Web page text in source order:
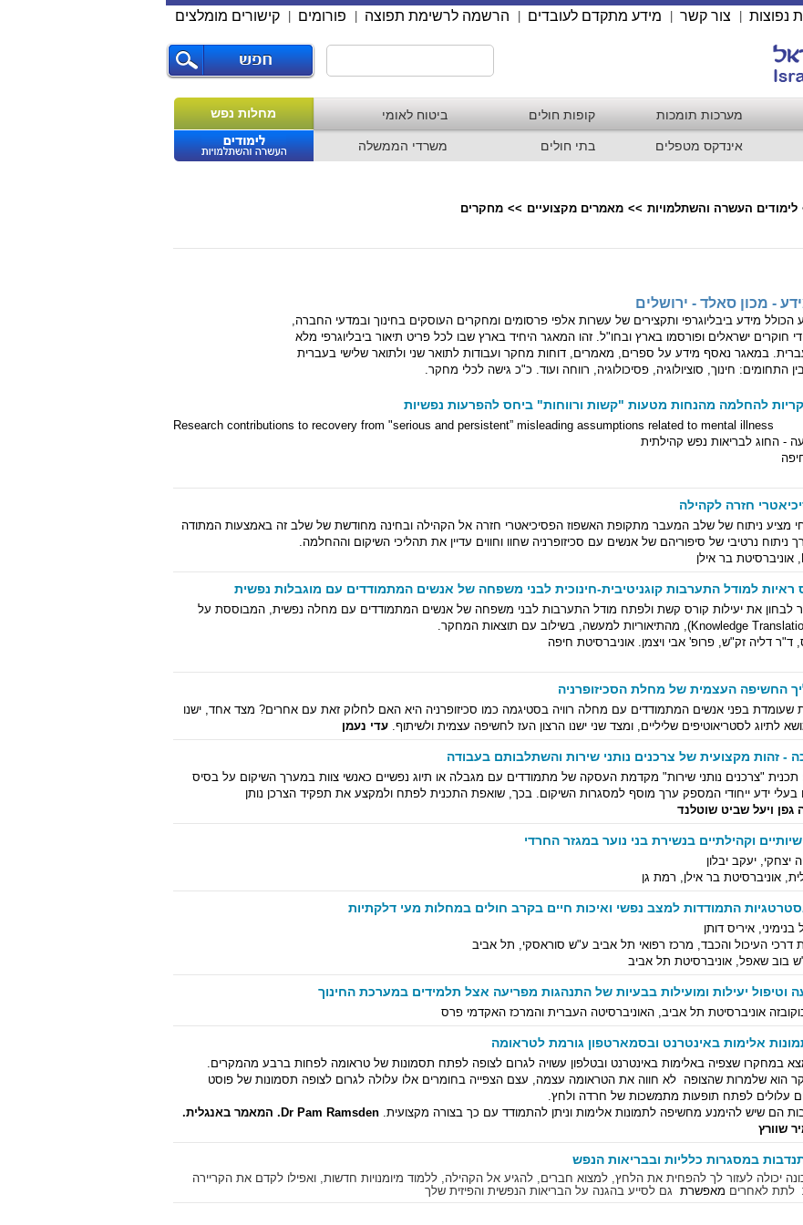
נפוצות צור קשר מידע מתקדם לעובדים הרשמה לרשימת תפוצה פורומים קישורים מומלצים
מחלות נפש מערכות תומכות קופות חולים ביטוח לאומי
אינדקס מטפלים בתי חולים משרדי הממשלה
לימודים העשרה והשתלמויות >> מאמרים מקצועיים >> מחקרים
- מכון סאלד - ירושלים
הכולל מידע ביבליוגרפי ותקצירים של עשרות אלפי פרסומים ומחקרים העוסקים בחינוך ובמדעי החברה,
חוקרים ישראלים ופורסמו בארץ ובחו"ל. זהו המאגר היחיד בארץ שבו לכל פריט תיאור ביבליוגרפי מלא
במאגר נאסף מידע על ספרים, מאמרים, דוחות מחקר ועבודות לתואר שני ולתואר שלישי בעברית
התחומים: חינוך, סוציולוגיה, פסיכולוגיה, רווחה ועוד. כ"כ גישה לכלי מחקר.
להחלמה מהנחות מטעות "קשות ורווחות" ביחס להפרעות נפשיות
Research contributions to recovery from "serious and persistent” misleading assumptions related to mental illness
- החוג לבריאות נפש קהילתית
חזרה לקהילה
מציע ניתוח של שלב המעבר מתקופת האשפוז הפסיכיאטרי חזרה אל הקהילה ובחינה מחודשת של שלב זה באמצעות המתודה
ניתוח נרטיבי של סיפוריהם של אנשים עם סכיזופרניה שחוו וחווים עדיין את תהליכי השיקום וההחלמה.
ראיות למודל התערבות קוגניטיבית-חינוכית לבני משפחה של אנשים המתמודדים עם מוגבלות נפשית
את יעילות קורס קשת ולפתח מודל התערבות לבני משפחה של אנשים המתמודדים עם מחלה נפשית, המבוססת על
ד"ר דליה זק"ש, פרופ' אבי ויצמן. אוניברסיטת חיפה
החשיפה העצמית של מחלת הסכיזופרניה
שעומדת בפני אנשים המתמודדים עם מחלה רוויה בסטיגמה כמו סכיזופרניה היא האם לחלוק זאת עם אחרים? מצד אחד, ישנו
לתיוג לסטריאוטיפים שליליים, ומצד שני ישנו הרצון העז לחשיפה עצמית ולשיתוף. עדי נעמן
- זהות מקצועית של צרכנים נותני שירות והשתלבותם בעבודה
תכנית "צרכנים נותני שירות" מקדמת העסקה של מתמודדים עם מגבלה או תיוג נפשיים כאנשי צוות במערך השיקום על בסיס
ידע ייחודי המספק ערך מוסף למסגרות השיקום. בכך, שואפת התכנית לפתח ולמקצע את תפקיד הצרכן נותן
גפן ויעל שביט שוטלנד
וקהילתיים בנשירת בני נוער במגזר החרדי
יצחקי, יעקב יבלון
אוניברסיטת בר אילן, רמת גן
התמודדות למצב נפשי ואיכות חיים בקרב חולים במחלות מעי דלקתיות
איריס דותן
דרכי העיכול והכבד, מרכז רפואי תל אביב ע"ש סוראסקי, תל אביב
בוב שאפל, אוניברסיטת תל אביב
וטיפול יעילות ומועילות בבעיות של התנהגות מפריעה אצל תלמידים במערכת החינוך
אוניברסיטת תל אביב, האוניברסיטה העברית והמרכז האקדמי פרס
אלימות באינטרנט ובסמארטפון גורמת לטראומה
במחקרו שצפיה באלימות באינטרנט ובטלפון עשויה לגרום לצופה לפתח תסמונות של טראומה לפחות ברבע מהמקרים.
הוא שלמרות שהצופה לא חווה את הטראומה עצמה, עצם הצפייה בחומרים אלו עלולה לגרום לצופה תסמונות של פוסט
עלולים לפתח תופעות מתמשכות של חרדה ולחץ.
הם שיש להימנע מחשיפה לתמונות אלימות וניתן להתמודד עם כך בצורה מקצועית. Dr Pam Ramsden.
המאמר באנגלית.
שוורץ
במסגרות כלליות ובבריאות הנפש
יכולה לעזור לך להפחית את הלחץ, למצוא חברים, להגיע אל הקהילה, ללמוד מיומנויות חדשות, ואפילו לקדם את הקריירה
לתת לאחרים מאפשרת גם לסייע בהגנה על הבריאות הנפשית והפיזית שלך